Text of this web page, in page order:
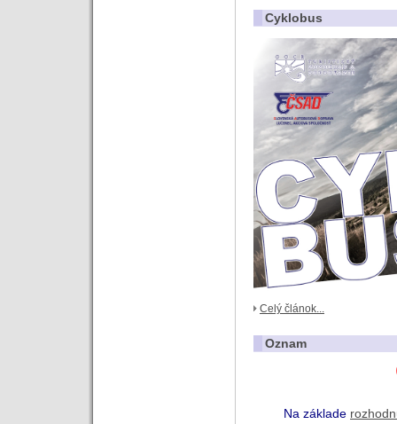
Cyklobus
Celý článok...
Oznam
Na základe